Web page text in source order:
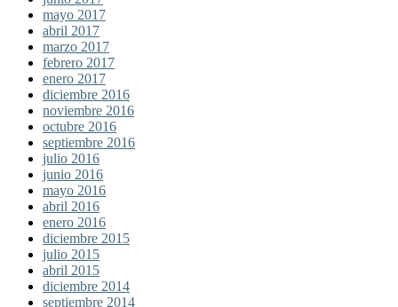
mayo 2017
abril 2017
marzo 2017
febrero 2017
enero 2017
diciembre 2016
noviembre 2016
octubre 2016
septiembre 2016
julio 2016
junio 2016
mayo 2016
abril 2016
enero 2016
diciembre 2015
julio 2015
abril 2015
diciembre 2014
septiembre 2014